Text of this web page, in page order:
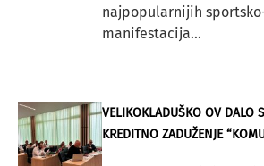
najpopularnijih
manifestacija...
VELIKOKLADUŠKO OV DALO
KREDITNO ZADUŽENJE